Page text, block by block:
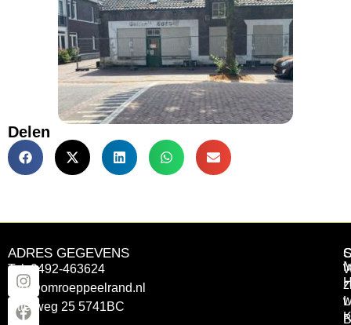
Delen
ADRES GEGEVENS
Tel: 0492-463624
info@omroeppeelrand.nl
Otterweg 25 5741BC